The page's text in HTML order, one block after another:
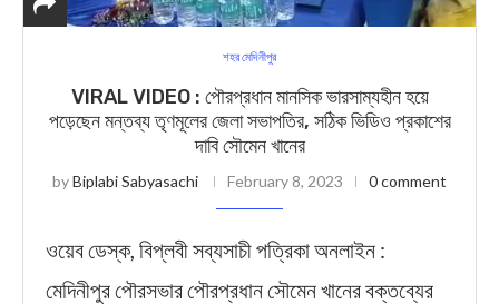
শহর মেদিনীপুর
VIRAL VIDEO : পৌরপ্রধান মানসিক ভারসাম্যহীন হয়ে
পড়েছেন মন্তব্য তৃণমূলের জেলা সভাপতির, সঠিক ভিডিও প্রকাশের
দাবি সৌমেন খানের
byBiplabi Sabyasachi February 8, 2023 0 comment
ওয়েব ডেস্ক, বিপ্লবী সব্যসাচী পত্রিকা অনলাইন :
মেদিনীপুর পৌরসভার পৌরপ্রধান সৌমেন খানের বক্তব্যের